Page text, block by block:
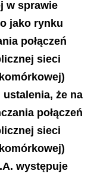
w sprawie
jako rynku
połączeń
sieci
że na
połączeń
sieci
występuje